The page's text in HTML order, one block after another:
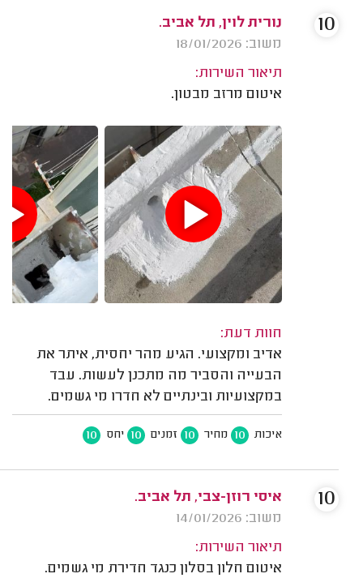
נורית לוין, תל אביב.
משוב: 18/01/2026
תיאור השירות:
איטום מרזב מבטון.
חוות דעת:
אדיב ומקצועי. הגיע מהר יחסית, איתר את
הבעייה והסביר מה מתכנן לעשות. עבד
במקצועיות ובינתיים לא חדרו מי גשמים.
איכות 10 מחיר 10 זמנים 10 יחס 10
10
איסי רוזן-צבי, תל אביב.
משוב: 14/01/2026
תיאור השירות:
איטום חלון בסלון כנגד חדירת מי גשמים.
10